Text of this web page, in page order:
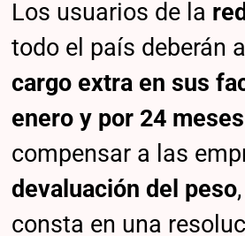
Los usuarios de la
todo el país deberán
cargo extra en sus
enero y por 24 meses
compensar a las
devaluación del peso
consta en una